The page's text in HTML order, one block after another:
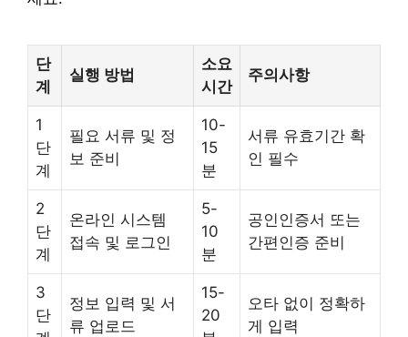
단
계
실행 방법
소요
시간
주의사항
1
단
계
필요 서류 및 정
보 준비
10-
15
분
서류 유효기간 확
인 필수
2
단
계
온라인 시스템
접속 및 로그인
5-
10
분
공인인증서 또는
간편인증 준비
3
단
정보 입력 및 서
류 업로드
15-
20
오타 없이 정확하
게 입력